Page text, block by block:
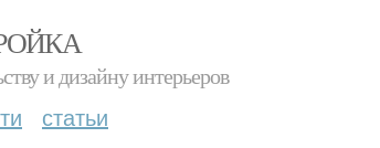
и дизайну интерьеров
статьи